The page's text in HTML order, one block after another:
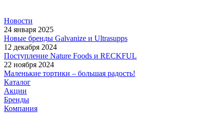
Новости
24 января 2025
Новые бренды Galvanize и Ultrasupps
12 декабря 2024
Поступление Nature Foods и RECKFUL
22 ноября 2024
Маленькие тортики – большая радость!
Каталог
Акции
Бренды
Компания